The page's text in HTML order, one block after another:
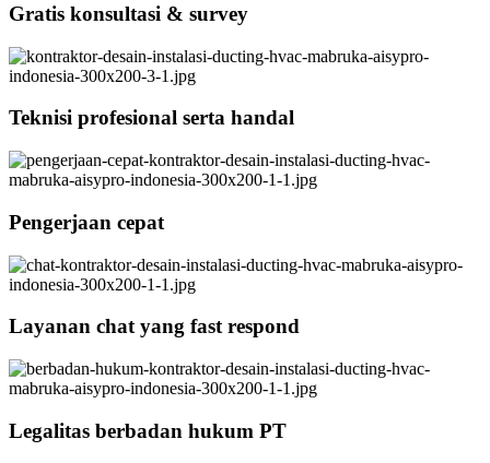
Gratis konsultasi & survey
Teknisi profesional serta handal
Pengerjaan cepat
Layanan chat yang fast respond
Legalitas berbadan hukum PT